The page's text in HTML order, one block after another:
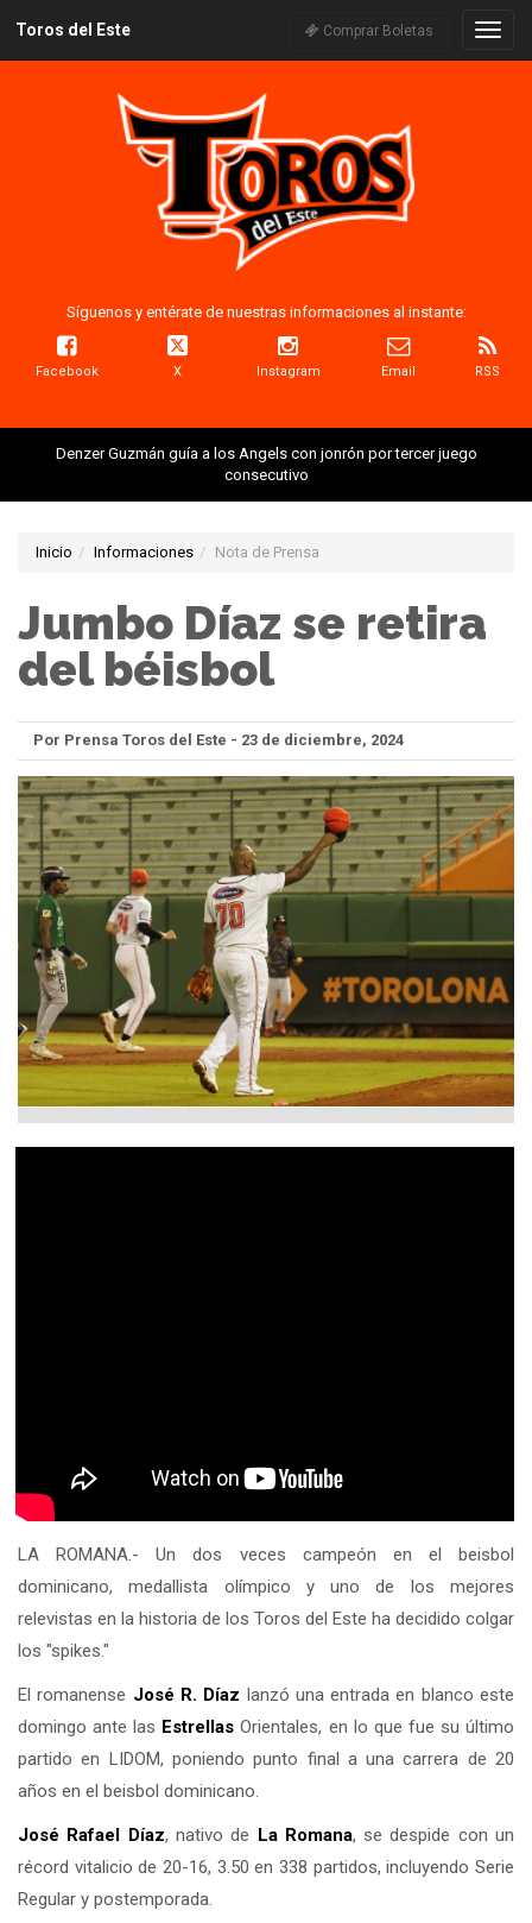
Toros del Este Comprar Boletas
Síguenos y entérate de nuestras informaciones al instante:
Facebook X Instagram Email RSS
Denzer Guzmán guía a los Angels con jonrón por tercer juego
consecutivo
Inicio Informaciones Nota de Prensa
Jumbo Díaz se retira
del béisbol
Por Prensa Toros del Este - 23 de diciembre, 2024
LA ROMANA.- Un dos veces campeón en el beisbol
dominicano, medallista olímpico y uno de los mejores
relevistas en la historia de los Toros del Este ha decidido colgar
los "spikes."
El romanense José R. Díaz lanzó una entrada en blanco este
domingo ante las Estrellas Orientales, en lo que fue su último
partido en LIDOM, poniendo punto final a una carrera de 20
años en el beisbol dominicano.
José Rafael Díaz, nativo de La Romana, se despide con un
récord vitalicio de 20-16, 3.50 en 338 partidos, incluyendo Serie
Regular y postemporada.